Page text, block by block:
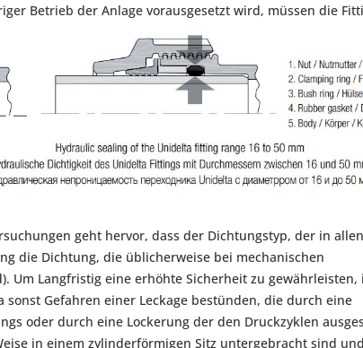
Betrieb der Anlage vorausgesetzt wird, müssen die
geht hervor, dass der Dichtungstyp, der in
die Dichtung, die üblicherweise bei mechanischen
Um Langfristig eine erhöhte Sicherheit zu
Gefahren einer Leckage bestünden, die durch eine
oder durch eine Lockerung der den Druckzyklen
in einem zylinderförmigen Sitz untergebracht sind und